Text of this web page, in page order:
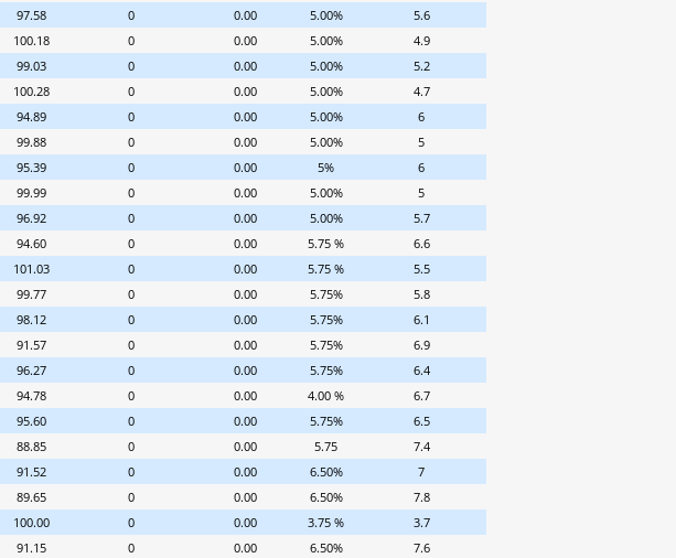
97.58 0 0.00 5.00%
5.6
100.18 0 0.00 5.00%
4.9
99.03 0 0.00 5.00%
5.2
100.28 0 0.00 5.00%
4.7
94.89 0 0.00 5.00%
6
99.88 0 0.00 5.00%
5
95.39 0 0.00 5%
6
99.99 0 0.00 5.00%
5
96.92 0 0.00 5.00%
5.7
94.60 0 0.00 5.75 %
6.6
101.03 0 0.00 5.75 %
5.5
99.77 0 0.00 5.75%
5.8
98.12 0 0.00 5.75%
6.1
91.57 0 0.00 5.75%
6.9
96.27 0 0.00 5.75%
6.4
94.78 0 0.00 4.00 %
6.7
95.60 0 0.00 5.75%
6.5
88.85 0 0.00 5.75
7.4
91.52 0 0.00 6.50%
7
89.65 0 0.00 6.50%
7.8
100.00 0 0.00 3.75 %
3.7
91.15 0 0.00 6.50%
7.6